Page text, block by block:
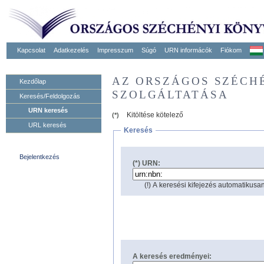
Kapcsolat Adatkezelés Impresszum Súgó URN informácók Fiókom
Kezdőlap
Keresés/Feldolgozás
URN keresés
URL keresés
Bejelentkezés
AZ ORSZÁGOS
SZOLGÁLTATÁSA
(*)
Kitöltése kötelező
Keresés
(*) URN:
(!) A keresési kifejezés
A keresés eredményei: